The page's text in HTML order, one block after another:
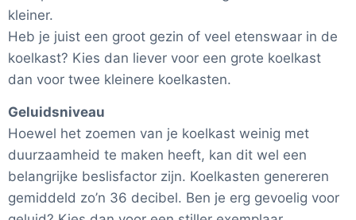
kleiner.
Heb je juist een groot gezin of veel etenswaar in de
koelkast? Kies dan liever voor een grote koelkast
dan voor twee kleinere koelkasten.
Geluidsniveau
Hoewel het zoemen van je koelkast weinig met
duurzaamheid te maken heeft, kan dit wel een
belangrijke beslisfactor zijn. Koelkasten genereren
gemiddeld zo’n 36 decibel. Ben je erg gevoelig voor